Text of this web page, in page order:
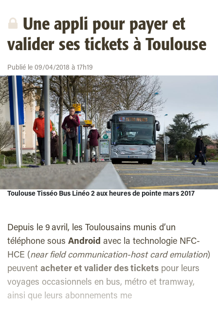
Une appli pour payer et
valider ses tickets à Toulouse
Publié le 09/04/2018 à 17h19
Toulouse Tisséo Bus Linéo 2 aux heures de pointe mars 2017
Depuis le 9 avril, les Toulousains munis d’un
téléphone sous Android avec la technologie NFC-
HCE (near field communication-host card emulation)
peuvent acheter et valider des tickets pour leurs
voyages occasionnels en bus, métro et tramway,
ainsi que leurs abonnements me